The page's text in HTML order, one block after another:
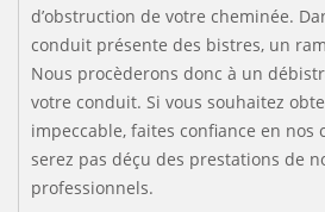
d’obstruction de votre cheminée.
conduit présente des bistres, un
Nous procèderons donc à un
votre conduit. Si vous souhaitez
impeccable, faites confiance en nos
serez pas déçu des prestations de
professionnels.